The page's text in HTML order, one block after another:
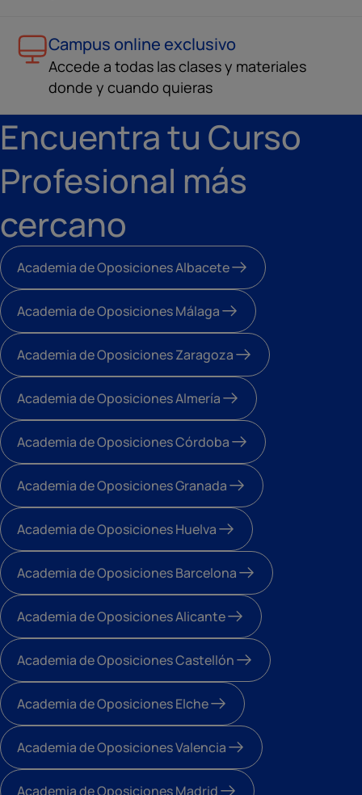
Campus online exclusivo
Accede a todas las clases y materiales
donde y cuando quieras
Encuentra tu Curso
Profesional más
cercano
Academia de Oposiciones Albacete
Academia de Oposiciones Málaga
Academia de Oposiciones Zaragoza
Academia de Oposiciones Almería
Academia de Oposiciones Córdoba
Academia de Oposiciones Granada
Academia de Oposiciones Huelva
Academia de Oposiciones Barcelona
Academia de Oposiciones Alicante
Academia de Oposiciones Castellón
Academia de Oposiciones Elche
Academia de Oposiciones Valencia
Academia de Oposiciones Madrid